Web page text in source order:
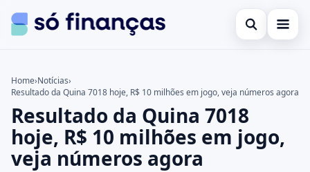
Open search
Empréstimos
Investimentos
Search the site
Search for:
Press Enter to search or ESC to close.
Home›Notícias›
Resultado da Quina 7018 hoje, R$ 10 milhões em jogo, veja números agora
Resultado da Quina 7018
hoje, R$ 10 milhões em jogo,
veja números agora